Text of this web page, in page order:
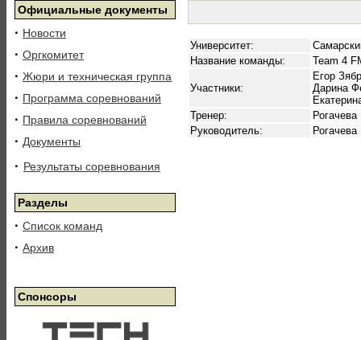
Официальные документы
· Новости
· Оргкомитет
· Жюри и техническая группа
· Программа соревнований
· Правила соревнований
· Документы
· Результаты соревнования
Разделы
· Список команд
· Архив
Спонсоры
Университет:
Название команды:
Team 4
Участники:
Егор
Дарина
Тренер:
Руководитель: